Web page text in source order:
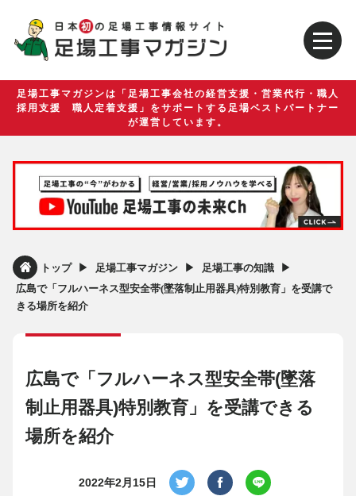
足場工事マガジンは「足場工事会社の経営支援・営業代行・職人
採用支援 職人定着支援」をサポートする足場ベストパートナー
が運営しています。
トップ ▶︎ 足場工事マガジン ▶︎ 足場工事の知識 ▶︎
広島で「フルハーネス型安全帯(墜落制止用器具)特別教育」を受講で
きる場所を紹介
広島で「フルハーネス型安全帯(墜落
制止用器具)特別教育」を受講できる
場所を紹介
2022年2月15日